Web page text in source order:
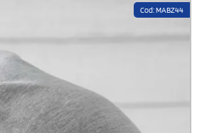
Cod: MABZ44